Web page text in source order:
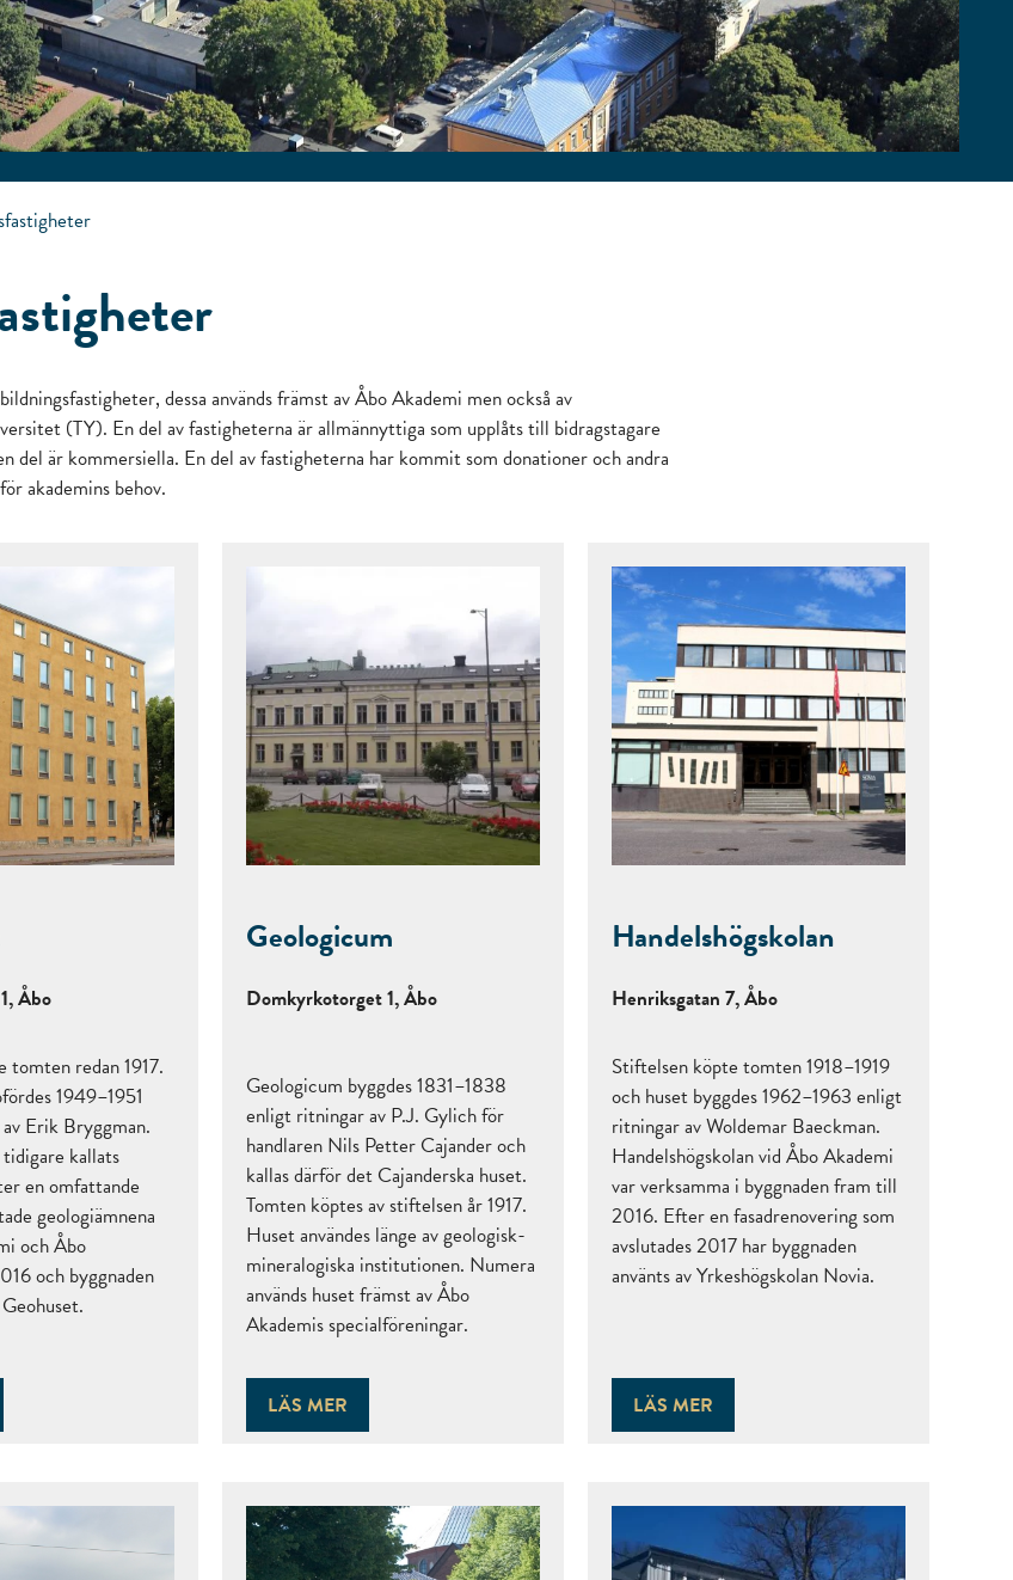
dessa används främst av Åbo Akademi men också av
(TY). En del av fastigheterna är allmännyttiga som upplåts till bidragstagare
är kommersiella. En del av fastigheterna har kommit som donationer och andra
akademins behov.
Åbo
tomten redan 1917.
1949–1951
Erik Bryggman.
kallats
en omfattande
geologiämnena
och Åbo
och byggnaden
Geologicum
Domkyrkotorget 1, Åbo
Geologicum byggdes 1831–1838
enligt ritningar av P.J. Gylich för
handlaren Nils Petter Cajander och
kallas därför det Cajanderska huset.
Tomten köptes av stiftelsen år 1917.
Huset användes länge av geologisk-
mineralogiska institutionen. Numera
används huset främst av Åbo
Akademis specialföreningar.
LÄS MER
Handelshögskolan
Henriksgatan 7, Åbo
Stiftelsen köpte tomten 1918–1919
och huset byggdes 1962–1963 enligt
ritningar av Woldemar Baeckman.
Handelshögskolan vid Åbo Akademi
var verksamma i byggnaden fram till
2016. Efter en fasadrenovering som
avslutades 2017 har byggnaden
använts av Yrkeshögskolan Novia.
LÄS MER